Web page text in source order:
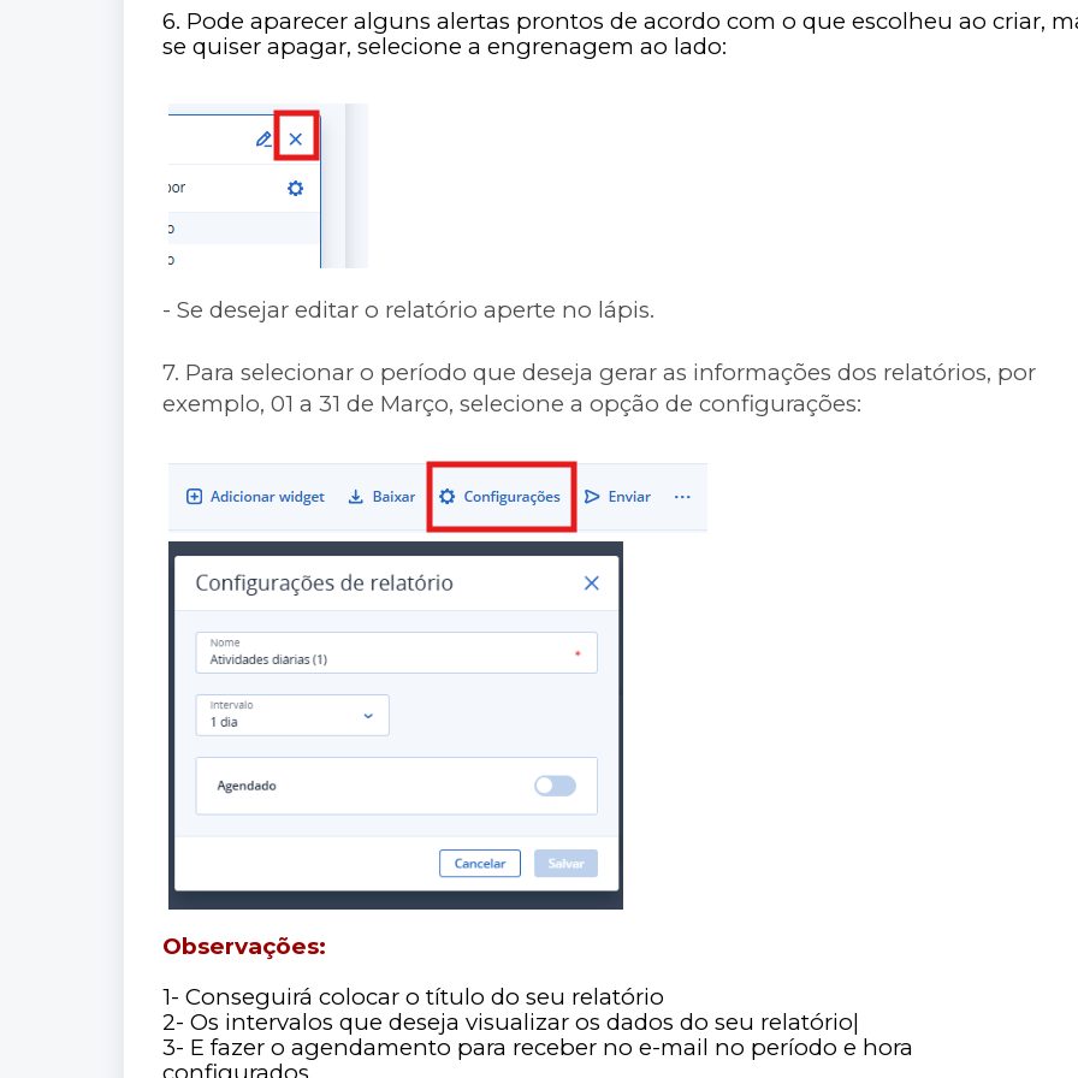
6. Pode aparecer alguns alertas prontos de acordo com o que escolheu ao criar,
se quiser apagar, selecione a engrenagem ao lado:
- Se desejar editar o relatório aperte no lápis.
7. Para selecionar o período que deseja gerar as informações dos relatórios, por
exemplo, 01 a 31 de Março, selecione a opção de configurações:
Observações:
1- Conseguirá colocar o título do seu relatório
2- Os intervalos que deseja visualizar os dados do seu relatório|
3- E fazer o agendamento para receber no e-mail no período e hora